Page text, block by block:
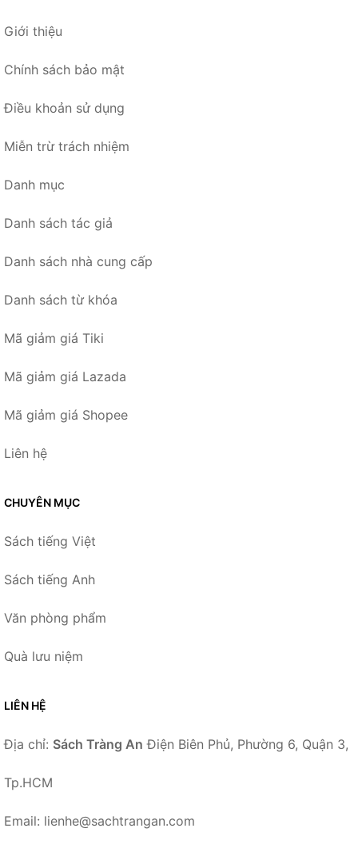
Giới thiệu
Chính sách bảo mật
Điều khoản sử dụng
Miễn trừ trách nhiệm
Danh mục
Danh sách tác giả
Danh sách nhà cung cấp
Danh sách từ khóa
Mã giảm giá Tiki
Mã giảm giá Lazada
Mã giảm giá Shopee
Liên hệ
CHUYÊN MỤC
Sách tiếng Việt
Sách tiếng Anh
Văn phòng phẩm
Quà lưu niệm
LIÊN HỆ
Địa chỉ: Sách Tràng An Điện Biên Phủ, Phường 6, Quận 3,
Tp.HCM
Email: lienhe@sachtrangan.com